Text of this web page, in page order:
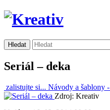
Seriál – deka
zalistujte si... Návody a šablony -
Zdroj: Kreativ